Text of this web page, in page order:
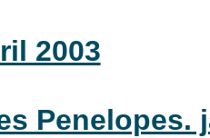
2003
Penelopes.